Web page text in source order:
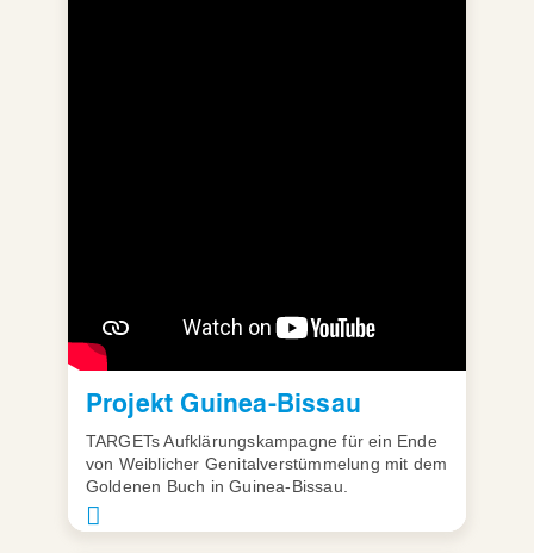
Projekt Guinea-Bissau
TARGETs Aufklärungskampagne für ein Ende
von Weiblicher Genitalverstümmelung mit dem
Goldenen Buch in Guinea-Bissau.